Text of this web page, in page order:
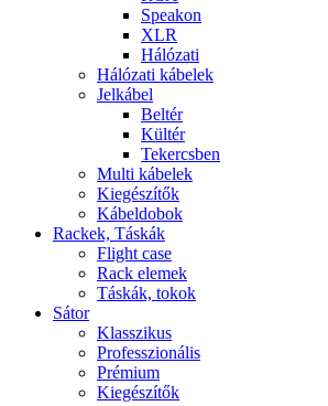
Speakon
XLR
Hálózati
Hálózati kábelek
Jelkábel
Beltér
Kültér
Tekercsben
Multi kábelek
Kiegészítők
Kábeldobok
Rackek, Táskák
Flight case
Rack elemek
Táskák, tokok
Sátor
Klasszikus
Professzionális
Prémium
Kiegészítők